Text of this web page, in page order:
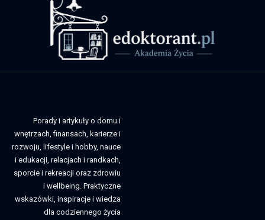
Porady i artykuły o domu i
wnętrzach, finansach, karierze i
rozwoju, lifestyle i hobby, nauce
i edukacji, relacjach i randkach,
sporcie i rekreacji oraz zdrowiu
i wellbeing. Praktyczne
wskazówki, inspiracje i wiedza
dla codziennego życia